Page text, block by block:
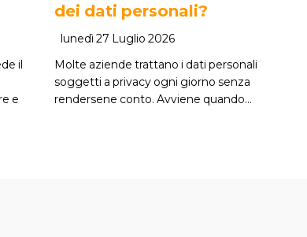
il
e
dei dati personali?
lunedì 27 Luglio 2026
Molte aziende trattano i dati personali
soggetti a privacy ogni giorno senza
rendersene conto. Avviene quando…